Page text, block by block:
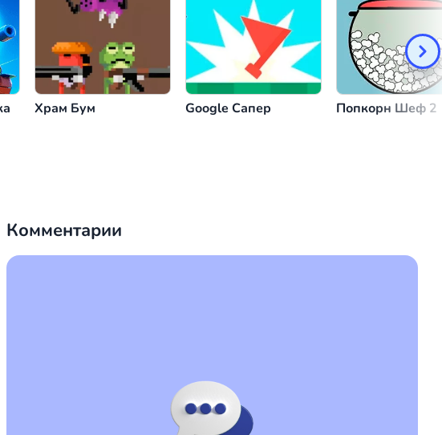
Пауза/ Меню
Храм Бум Google Сапер Попкорн Шеф 2
Комментарии